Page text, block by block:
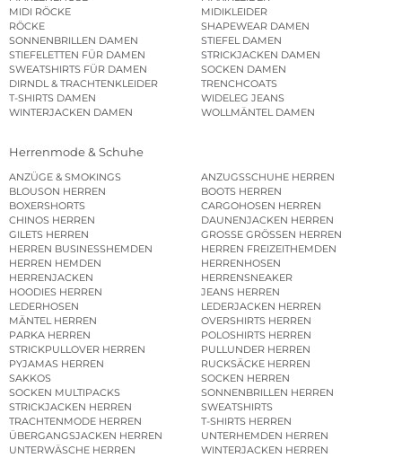
MIDI RÖCKE
MIDIKLEIDER
RÖCKE
SHAPEWEAR DAMEN
SONNENBRILLEN DAMEN
STIEFEL DAMEN
STIEFELETTEN FÜR DAMEN
STRICKJACKEN DAMEN
SWEATSHIRTS FÜR DAMEN
SOCKEN DAMEN
DIRNDL & TRACHTENKLEIDER
TRENCHCOATS
T-SHIRTS DAMEN
WIDELEG JEANS
WINTERJACKEN DAMEN
WOLLMÄNTEL DAMEN
Herrenmode & Schuhe
ANZÜGE & SMOKINGS
ANZUGSSCHUHE HERREN
BLOUSON HERREN
BOOTS HERREN
BOXERSHORTS
CARGOHOSEN HERREN
CHINOS HERREN
DAUNENJACKEN HERREN
GILETS HERREN
GROSSE GRÖSSEN HERREN
HERREN BUSINESSHEMDEN
HERREN FREIZEITHEMDEN
HERREN HEMDEN
HERRENHOSEN
HERRENJACKEN
HERRENSNEAKER
HOODIES HERREN
JEANS HERREN
LEDERHOSEN
LEDERJACKEN HERREN
MÄNTEL HERREN
OVERSHIRTS HERREN
PARKA HERREN
POLOSHIRTS HERREN
STRICKPULLOVER HERREN
PULLUNDER HERREN
PYJAMAS HERREN
RUCKSÄCKE HERREN
SAKKOS
SOCKEN HERREN
SOCKEN MULTIPACKS
SONNENBRILLEN HERREN
STRICKJACKEN HERREN
SWEATSHIRTS
TRACHTENMODE HERREN
T-SHIRTS HERREN
ÜBERGANGSJACKEN HERREN
UNTERHEMDEN HERREN
UNTERWÄSCHE HERREN
WINTERJACKEN HERREN